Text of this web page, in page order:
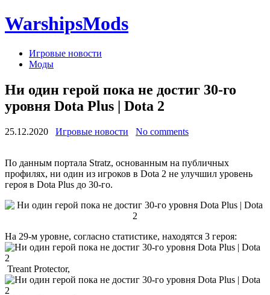
WarshipsMods
Игровые новости
Моды
Ни один герой пока не достиг 30-го
уровня Dota Plus | Dota 2
25.12.2020 Игровые новости No comments
По данным портала Stratz, основанным на публичных
профилях, ни один из игроков в Dota 2 не улучшил уровень
героя в Dota Plus до 30-го.
На 29-м уровне, согласно статистике, находятся 3 героя:
Treant Protector,